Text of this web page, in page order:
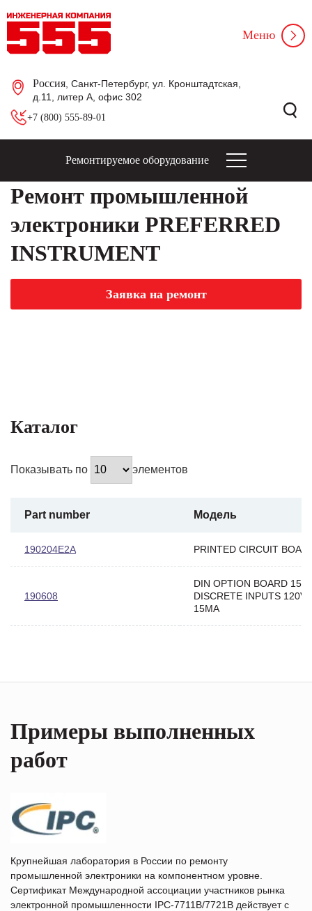
Россия , Санкт-Петербург, ул. Кронштадтская,
д.11, литер А, офис 302
+7 (800) 555-89-01
Меню
Ремонтируемое оборудование
Ремонт промышленной
электроники PREFERRED
INSTRUMENT
Заявка на ремонт
Каталог
Показывать по элементов
Part number Модель
190204E2A PRINTED CIRCUIT
190608
DIN OPTION BOARD 15
DISCRETE INPUTS
15MA
Примеры выполненных
работ
Крупнейшая лаборатория в России по ремонту
промышленной электроники на компонентном уровне.
Сертификат Международной ассоциации участников рынка
электронной промышленности IPC-7711B/7721B действует с